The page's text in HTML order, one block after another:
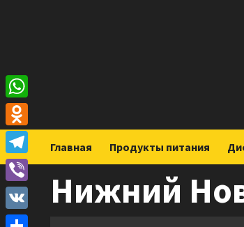
Главная Продукты питания
Нижний
WhatsApp
Odnoklassniki
Telegram
Viber
VK